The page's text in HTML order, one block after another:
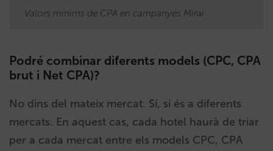
Valors mínims de CPA en campanyes Mirai
Podré combinar diferents models (CPC, CPA
brut i Net CPA)?
No dins del mateix mercat. Sí, si és a diferents
mercats. En aquest cas, cada hotel haurà de triar
per a cada mercat entre els models CPC, CPA